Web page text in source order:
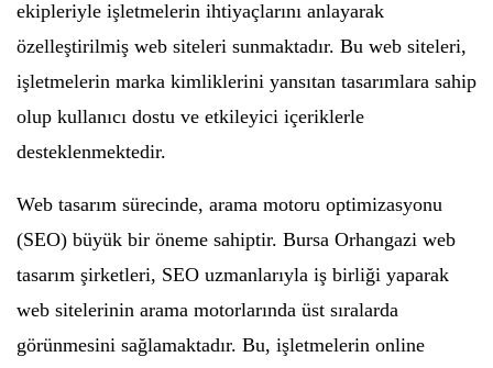
ekipleriyle işletmelerin ihtiyaçlarını anlayarak
özelleştirilmiş web siteleri sunmaktadır. Bu web siteleri,
işletmelerin marka kimliklerini yansıtan tasarımlara sahip
olup kullanıcı dostu ve etkileyici içeriklerle
desteklenmektedir.
Web tasarım sürecinde, arama motoru optimizasyonu
(SEO) büyük bir öneme sahiptir. Bursa Orhangazi web
tasarım şirketleri, SEO uzmanlarıyla iş birliği yaparak
web sitelerinin arama motorlarında üst sıralarda
görünmesini sağlamaktadır. Bu, işletmelerin online